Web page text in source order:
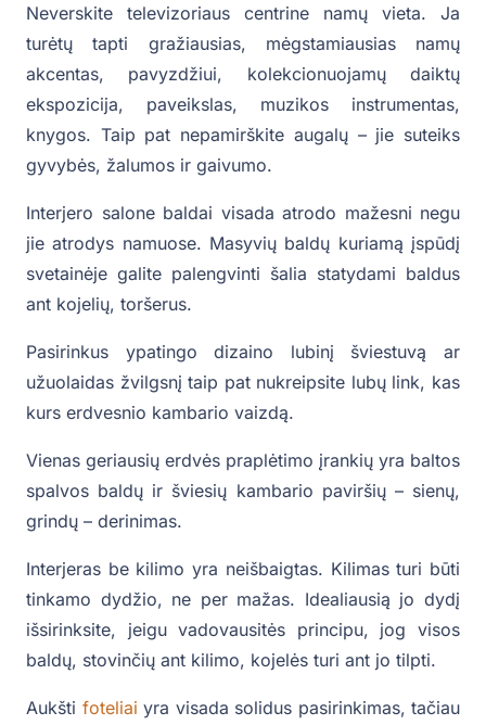
Neverskite televizoriaus centrine namų vieta. Ja
turėtų tapti gražiausias, mėgstamiausias namų
akcentas, pavyzdžiui, kolekcionuojamų daiktų
ekspozicija, paveikslas, muzikos instrumentas,
knygos. Taip pat nepamirškite augalų – jie suteiks
gyvybės, žalumos ir gaivumo.
Interjero salone baldai visada atrodo mažesni negu
jie atrodys namuose. Masyvių baldų kuriamą įspūdį
svetainėje galite palengvinti šalia statydami baldus
ant kojelių, toršerus.
Pasirinkus ypatingo dizaino lubinį šviestuvą ar
užuolaidas žvilgsnį taip pat nukreipsite lubų link, kas
kurs erdvesnio kambario vaizdą.
Vienas geriausių erdvės praplėtimo įrankių yra baltos
spalvos baldų ir šviesių kambario paviršių – sienų,
grindų – derinimas.
Interjeras be kilimo yra neišbaigtas. Kilimas turi būti
tinkamo dydžio, ne per mažas. Idealiausią jo dydį
išsirinksite, jeigu vadovausitės principu, jog visos
baldų, stovinčių ant kilimo, kojelės turi ant jo tilpti.
Aukšti foteliai yra visada solidus pasirinkimas, tačiau